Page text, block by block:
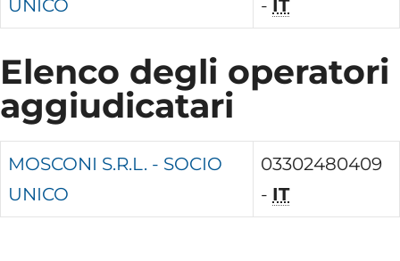
UNICO
- IT
Elenco degli operatori
aggiudicatari
MOSCONI S.R.L. - SOCIO
UNICO
03302480409
- IT